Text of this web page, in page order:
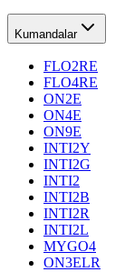
Kumandalar
FLO2RE
FLO4RE
ON2E
ON4E
ON9E
INTI2Y
INTI2G
INTI2
INTI2B
INTI2R
INTI2L
MYGO4
ON3ELR